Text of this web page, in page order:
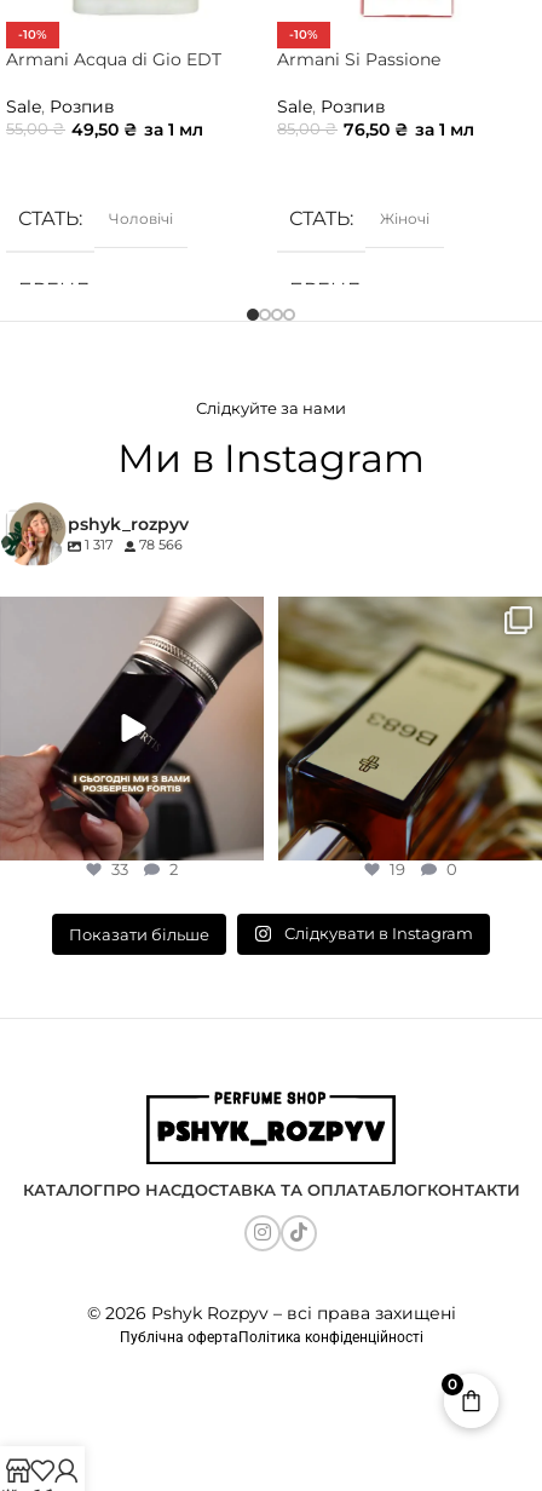
-10%
Armani Acqua di Gio EDT
Sale, Розпив
55,00₴ 49,50 ₴ за 1 мл
СТАТЬ Чоловічі
БРЕНД
Цитрусові
-10%
Armani Si Passione
Sale, Розпив
85,00₴ 76,50 ₴ за 1 мл
СТАТЬ Жіночі
БРЕНД
Слідкуйте за нами
Ми в Instagram
pshyk_rozpyv
1 317 78 566
Для замовлення переходьте на
сайт або в Instagram...
33 2
33 2
Marc-Antoine Barrois B683 - це
запах вечора в
19
19 0
Показати більше Слідкувати в Instagram
КАТАЛОГПРО НАСДОСТАВКА ТА ОПЛАТАБЛОГКОНТАКТИ
© 2026 Pshyk Rozpyv – всі права захищені
Публічна офертаПолітика конфіденційності
0